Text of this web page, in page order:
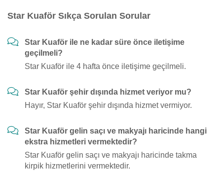
Star Kuaför Sıkça Sorulan Sorular
Star Kuaför ile ne kadar süre önce iletişime
geçilmeli?
Star Kuaför ile 4 hafta önce iletişime geçilmeli.
Star Kuaför şehir dışında hizmet veriyor mu?
Hayır, Star Kuaför şehir dışında hizmet vermiyor.
Star Kuaför gelin saçı ve makyajı haricinde hangi
ekstra hizmetleri vermektedir?
Star Kuaför gelin saçı ve makyajı haricinde takma
kirpik hizmetlerini vermektedir.